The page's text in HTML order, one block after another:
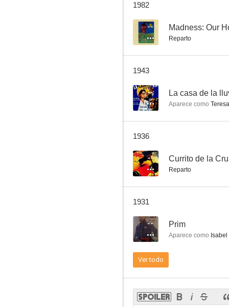
1982
-- Madness: Our
Reparto
1943
-- La casa de la
Aparece como
1936
-- Currito de la
Reparto
1931
-- Prim
Aparece como Isabel
Ver todo